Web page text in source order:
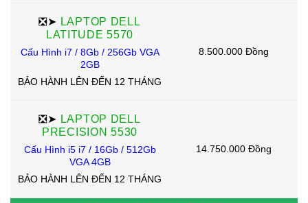
❎➤ LAPTOP DELL
LATITUDE 5570
Cấu Hình i7 / 8Gb / 256Gb VGA
2GB
BẢO HÀNH LÊN ĐẾN 12 THÁNG
8.500.000 Đồng
❎➤ LAPTOP DELL
PRECISION 5530
Cấu Hình i5 i7 / 16Gb / 512Gb
VGA 4GB
BẢO HÀNH LÊN ĐẾN 12 THÁNG
14.750.000 Đồng